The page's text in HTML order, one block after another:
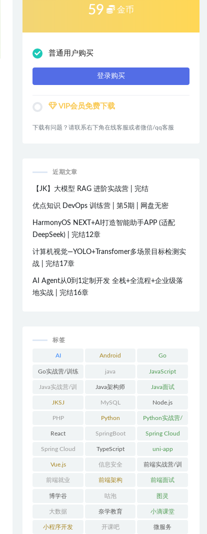
59 金币
普通用户购买
登录购买
VIP会员免费下载
下载有问题？请联系右下角在线客服或者微信/qq客服
近期文章
【JK】大模型 RAG 进阶实战营 | 完结
优点知识 DevOps 训练营 | 第5期 | 网盘无密
HarmonyOS NEXT+AI打造智能助手APP (适配
DeepSeek) | 完结12章
计算机视觉—YOLO+Transfomer多场景目标检测实
战 | 完结17章
AI Agent从0到1定制开发 全栈+全流程+企业级落
地实战 | 完结16章
标签
AI Android Go
Go实战营/训练
营/体系课
java JavaScript
Java实战营/训
练营/体系课
Java架构师 Java面试
JKSJ MySQL Node.js
PHP Python Python实战营/
训练营/体系课
React SpringBoot Spring Cloud
Spring Cloud
Alibaba
TypeScript uni-app
Vue.js 信息安全 前端实战营/训
练营/体系课
前端就业 前端架构 前端面试
博学谷 咕泡 图灵
大数据 奈学教育 小滴课堂
小程序开发 开课吧 微服务